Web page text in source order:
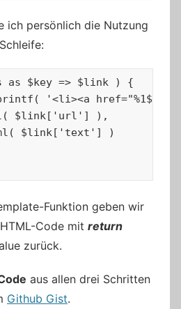
ich persönlich die Nutzung
as $key => $link ) {
'<li><a href="%1$s"
$link['url'] ),
$link['text'] )
Funktion geben wir
Code mit return
zurück.
aus allen drei Schritten
Github Gist.